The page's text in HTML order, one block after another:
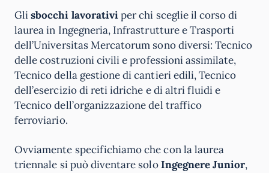
Glisbocchi lavorativiper chi sceglie il corso di
laurea in Ingegneria, Infrastrutture e Trasporti
dell’Universitas Mercatorum sono diversi: Tecnico
delle costruzioni civili e professioni assimilate,
Tecnico della gestione di cantieri edili, Tecnico
dell’esercizio di reti idriche e di altri fluidi e
Tecnico dell’organizzazione del traffico
ferroviario.
Ovviamente specifichiamo che con la laurea
triennale si può diventare soloIngegnere Junior,